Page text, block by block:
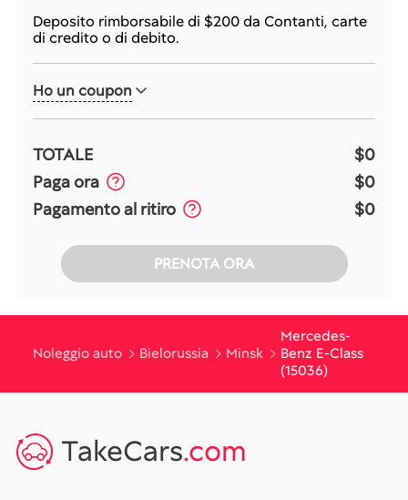
Deposito rimborsabile di $200da Contanti, carte
di credito o di debito.
Ho un coupon
TOTALE
$0
Paga ora
$0
Pagamento al ritiro
$0
PRENOTA ORA
Noleggio auto Bielorussia Minsk
Mercedes-
Benz E-Class
(15036)
TakeCars.com